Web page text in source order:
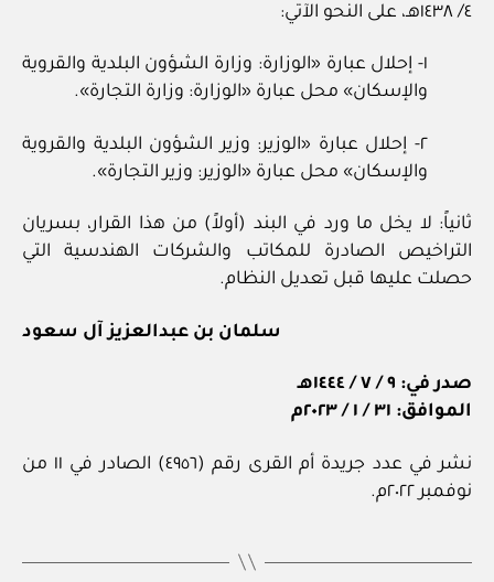
٤/ ١٤٣٨هـ، على النحو الآتي:
١- إحلال عبارة «الوزارة: وزارة الشؤون البلدية والقروية
والإسكان» محل عبارة «الوزارة: وزارة التجارة».
٢- إحلال عبارة «الوزير: وزير الشؤون البلدية والقروية
والإسكان» محل عبارة «الوزير: وزير التجارة».
ثانياً: لا يخل ما ورد في البند (أولاً) من هذا القرار، بسريان
التراخيص الصادرة للمكاتب والشركات الهندسية التي
حصلت عليها قبل تعديل النظام.
سلمان بن عبدالعزيز آل سعود
صدر في: ٩ / ٧ / ١٤٤٤هـ
الموافق: ٣١ / ١ / ٢٠٢٣م
نشر في عدد جريدة أم القرى رقم (٤٩٥٦) الصادر في ١١ من
نوفمبر ٢٠٢٢م.